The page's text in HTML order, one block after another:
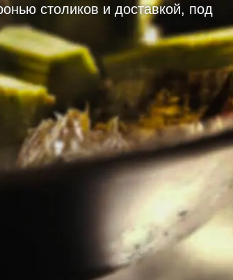
столиков и доставкой, под